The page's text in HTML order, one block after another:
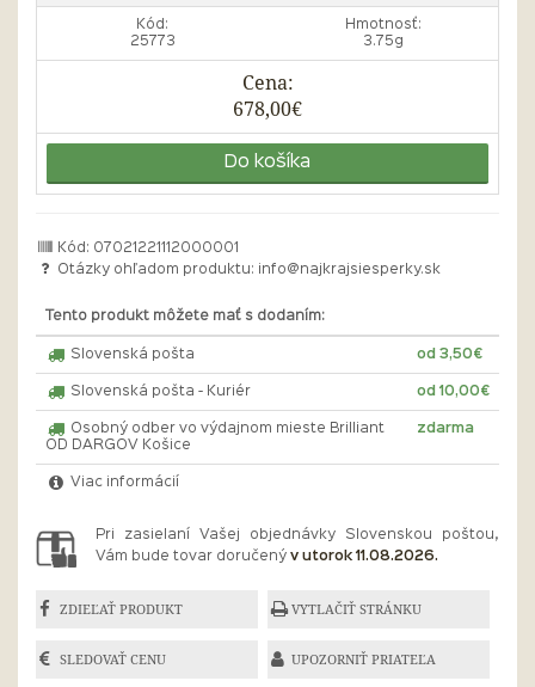
Kód:
25773
Hmotnosť:
3.75g
Cena:
678,00€
Do košíka
Kód: 07021221112000001
Otázky ohľadom produktu:
info@najkrajsiesperky.sk
Tento produkt môžete mať s dodaním:
Slovenská pošta od 3,50€
Slovenská pošta - Kuriér od 10,00€
Osobný odber vo výdajnom mieste Brilliant
OD DARGOV Košice
zdarma
Viac informácií
Pri zasielaní Vašej objednávky Slovenskou poštou,
Vám bude tovar doručený v utorok 11.08.2026.
ZDIEĽAŤ PRODUKT VYTLAČIŤ STRÁNKU
SLEDOVAŤ CENU UPOZORNIŤ PRIATEĽA